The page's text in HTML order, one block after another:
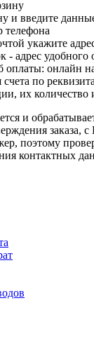
и введите
телефона
укажите
- адрес удобного
оплаты: онлайн
по
их количество
и
заказа, с
поэтому
контактных